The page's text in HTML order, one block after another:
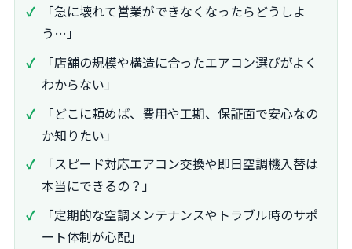
「急に壊れて営業ができなくなったらどうしよ
う…」
「店舗の規模や構造に合ったエアコン選びがよく
わからない」
「どこに頼めば、費用や工期、保証面で安心なの
か知りたい」
「スピード対応エアコン交換や即日空調機入替は
本当にできるの？」
「定期的な空調メンテナンスやトラブル時のサポ
ート体制が心配」